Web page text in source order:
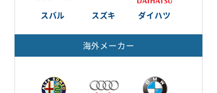
スバル スズキ ダイハツ
海外メーカー